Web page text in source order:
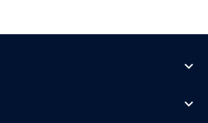
expand_more
expand_more